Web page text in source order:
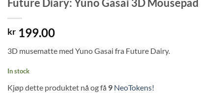
Future Diary: Yuno Gasai 3D Mousepad
kr 199.00
3D musematte med Yuno Gasai fra Future Dairy.
In stock
Kjøp dette produktet nå og få 9 NeoTokens!